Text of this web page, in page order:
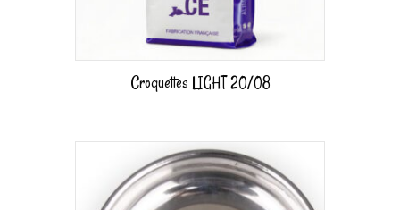
Croquettes LIGHT 20/08